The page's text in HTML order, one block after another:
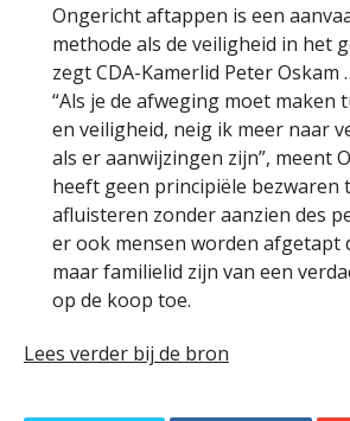
Ongericht aftappen is een
methode als de veiligheid in het
zegt CDA-Kamerlid Peter Oskam
“Als je de afweging moet maken
en veiligheid, neig ik meer naar
als er aanwijzingen zijn”, meent
heeft geen principiële bezwaren
afluisteren zonder aanzien des
er ook mensen worden afgetapt
maar familielid zijn van een
op de koop toe.
Lees verder bij de bron